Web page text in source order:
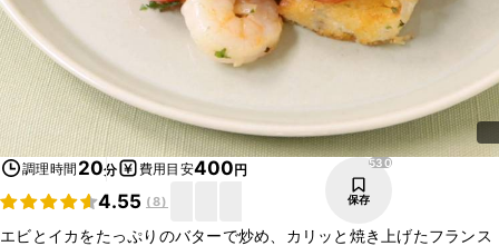
調理時間 20分 費用目安400円
4.55 (8)
530
保存
エビとイカをたっぷりのバターで炒め、カリッと焼き上げたフランス